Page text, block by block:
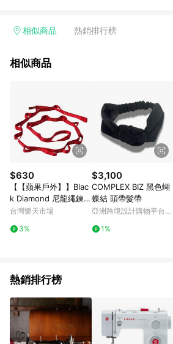
相似商品 熱銷排行榜
相似商品
$630
【【蘋果戶外】】Blac
k Diamond 尼龍繩鍊
【18mm】115cm 140c
0013 390014 攀岩裝
台灣樂天市場
3%
$3,100
COMPLEX BIZ 黑色蝴
蝶結 頭帶髮帶
亞洲跨境設計購物平台
1%
熱銷排行榜